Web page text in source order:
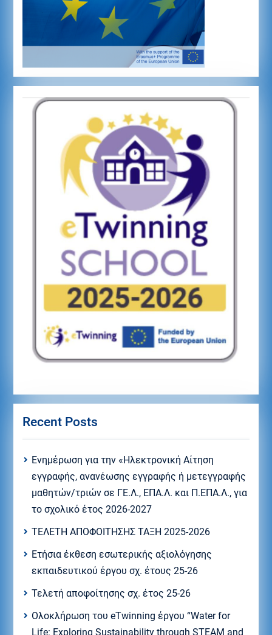
Recent Posts
Eνημέρωση για την «Ηλεκτρονική Αίτηση
εγγραφής, ανανέωσης εγγραφής ή μετεγγραφής
μαθητών/τριών σε ΓΕ.Λ., ΕΠΑ.Λ. και Π.ΕΠΑ.Λ., για
το σχολικό έτος 2026-2027
ΤΕΛΕΤΗ ΑΠΟΦΟΙΤΗΣΗΣ ΤΑΞΗ 2025-2026
Ετήσια έκθεση εσωτερικής αξιολόγησης
εκπαιδευτικού έργου σχ. έτους 25-26
Τελετή αποφοίτησης σχ. έτος 25-26
Ολοκλήρωση του eTwinning έργου “Water for
Life: Exploring Sustainability through STEAM and